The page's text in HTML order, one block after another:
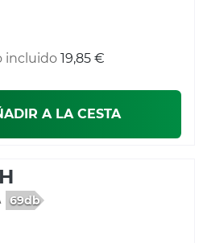
incluido 19,85 €
A LA CESTA
69db